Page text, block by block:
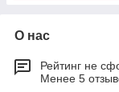
О нас
Рейтинг не
Менее 5